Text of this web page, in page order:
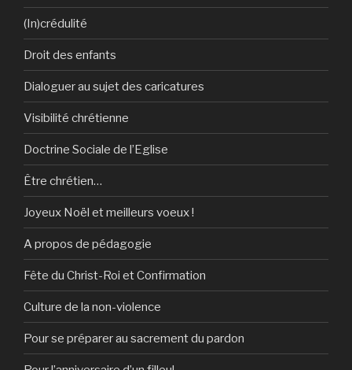
(In)crédulité
Droit des enfants
Dialoguer au sujet des caricatures
Visibilité chrétienne
Doctrine Sociale de l’Eglise
Être chrétien…
Joyeux Noël et meilleurs voeux !
A propos de pédagogie
Fête du Christ-Roi et Confirmation
Culture de la non-violence
Pour se préparer au sacrement du pardon